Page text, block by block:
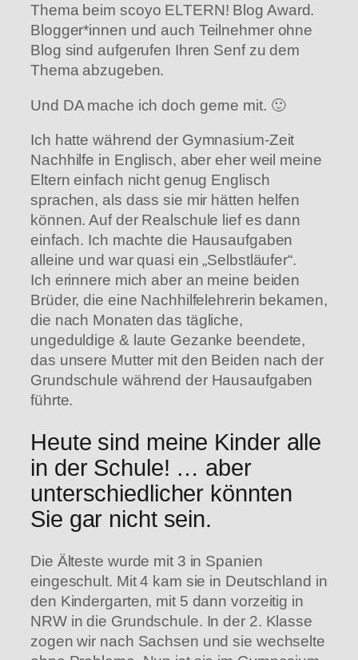
Thema beim scoyo ELTERN! Blog Award.
Blogger*innen und auch Teilnehmer ohne
Blog sind aufgerufen Ihren Senf zu dem
Thema abzugeben.
Und DA mache ich doch gerne mit. 🙂
Ich hatte während der Gymnasium-Zeit
Nachhilfe in Englisch, aber eher weil meine
Eltern einfach nicht genug Englisch
sprachen, als dass sie mir hätten helfen
können. Auf der Realschule lief es dann
einfach. Ich machte die Hausaufgaben
alleine und war quasi ein „Selbstläufer“.
Ich erinnere mich aber an meine beiden
Brüder, die eine Nachhilfelehrerin bekamen,
die nach Monaten das tägliche,
ungeduldige & laute Gezanke beendete,
das unsere Mutter mit den Beiden nach der
Grundschule während der Hausaufgaben
führte.
Heute sind meine Kinder alle
in der Schule! … aber
unterschiedlicher könnten
Sie gar nicht sein.
Die Älteste wurde mit 3 in Spanien
eingeschult. Mit 4 kam sie in Deutschland in
den Kindergarten, mit 5 dann vorzeitig in
NRW in die Grundschule. In der 2. Klasse
zogen wir nach Sachsen und sie wechselte